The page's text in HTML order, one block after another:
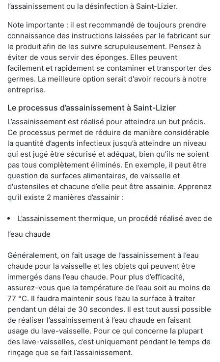
l’assainissement ou la désinfection à Saint-Lizier.
Note importante : il est recommandé de toujours prendre
connaissance des instructions laissées par le fabricant sur
le produit afin de les suivre scrupuleusement. Pensez à
éviter de vous servir des éponges. Elles peuvent
facilement et rapidement se contaminer et transporter des
germes. La meilleure option serait d'avoir recours à notre
entreprise.
Le processus d’assainissement à Saint-Lizier
L’assainissement est réalisé pour atteindre un but précis.
Ce processus permet de réduire de manière considérable
la quantité d’agents infectieux jusqu’à atteindre un niveau
qui est jugé être sécurisé et adéquat, bien qu’ils ne soient
pas tous complètement éliminés. En exemple, il peut être
question de surfaces alimentaires, de vaisselle et
d'ustensiles et chacune d’elle peut être assainie. Apprenez
qu’il existe 2 manières d’assainir :
L’assainissement thermique, un procédé réalisé avec de
l’eau chaude
Généralement, on fait usage de l’assainissement à l’eau
chaude pour la vaisselle et les objets qui peuvent être
immergés dans l’eau chaude. Pour plus d’efficacité,
assurez-vous que la température de l’eau soit au moins de
77 °C. Il faudra maintenir sous l’eau la surface à traiter
pendant un délai de 30 secondes. Il est tout aussi possible
de réaliser l’assainissement à l’eau chaude en faisant
usage du lave-vaisselle. Pour ce qui concerne la plupart
des lave-vaisselles, c’est uniquement pendant le temps de
rinçage que se fait l’assainissement.